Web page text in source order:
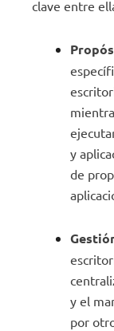
clave entre
y
de
y el
por